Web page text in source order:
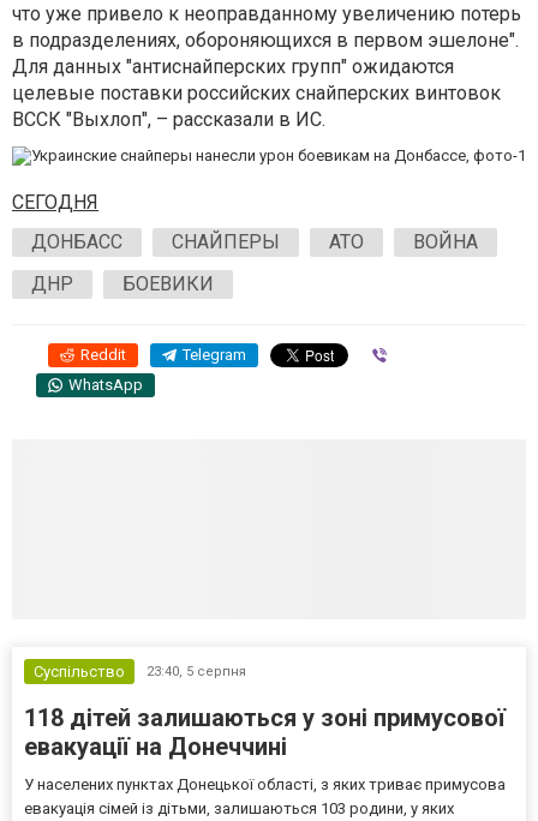
что уже привело к неоправданному увеличению потерь
в подразделениях, обороняющихся в первом эшелоне".
Для данных "антиснайперских групп" ожидаются
целевые поставки российских снайперских винтовок
ВССК "Выхлоп", – рассказали в ИС.
СЕГОДНЯ
ДОНБАСС
СНАЙПЕРЫ АТО
ВОЙНА
ДНР
БОЕВИКИ
Reddit Telegram
WhatsApp
Суспільство 23:40, 5 серпня
118 дітей залишаються у зоні примусової
евакуації на Донеччині
У населених пунктах Донецької області, з яких триває примусова
евакуація сімей із дітьми, залишаються 103 родини, у яких